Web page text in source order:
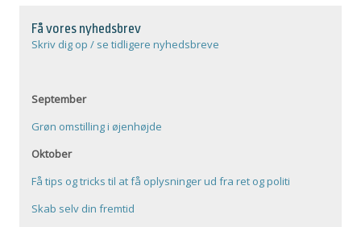
Få vores nyhedsbrev
Skriv dig op / se tidligere nyhedsbreve
September
Grøn omstilling i øjenhøjde
Oktober
Få tips og tricks til at få oplysninger ud fra ret og politi
Skab selv din fremtid